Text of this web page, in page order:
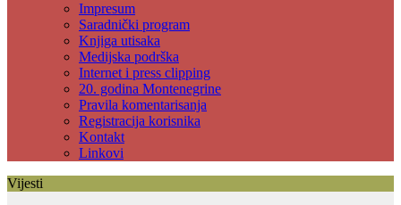
Impresum
Saradnički program
Knjiga utisaka
Medijska podrška
Internet i press clipping
20. godina Montenegrine
Pravila komentarisanja
Registracija korisnika
Kontakt
Linkovi
Vijesti